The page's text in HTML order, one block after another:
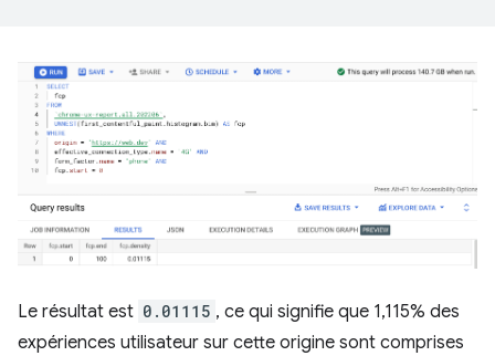
Le résultat est 0.01115 , ce qui signifie que 1,115% des
expériences utilisateur sur cette origine sont comprises